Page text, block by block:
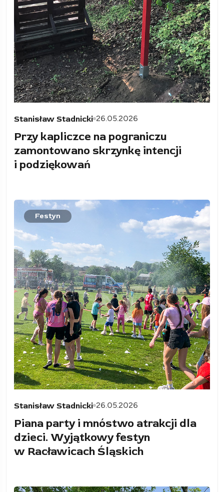
Stanisław Stadnicki 26.05.2026
Przy kapliczce na pograniczu
zamontowano skrzynkę intencji
i podziękowań
Festyn
Stanisław Stadnicki 26.05.2026
Piana party i mnóstwo atrakcji dla
dzieci. Wyjątkowy festyn
w Racławicach Śląskich